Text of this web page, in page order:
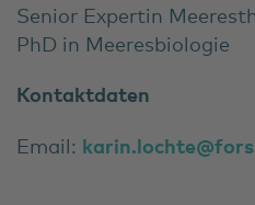
Senior Expertin
PhD in Meeresbiologie
Kontaktdaten
Email: